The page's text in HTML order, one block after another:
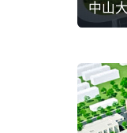
中山